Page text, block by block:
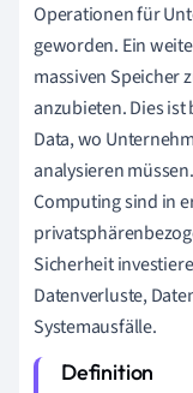
Operationen für
geworden. Ein
massiven Speicher
anzubieten. Dies
Data, wo
analysieren
Computing sind in
Sicherheit
Datenverluste,
Systemausfälle.